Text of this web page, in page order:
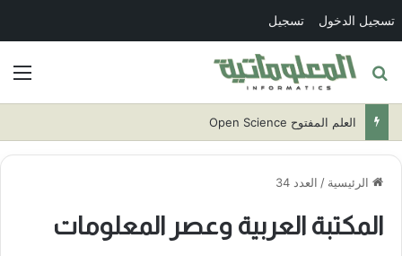
تسجيل الدخول تسجيل
بحث عن
العلم المفتوح Open Science
الرئيسية / العدد 34
المكتبة العربية وعصر المعلومات